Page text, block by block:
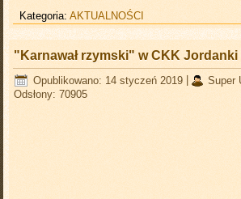
Kategoria:AKTUALNOŚCI
"Karnawał rzymski" w CKK Jordanki
Opublikowano: 14 styczeń 2019 Super
Odsłony: 70905